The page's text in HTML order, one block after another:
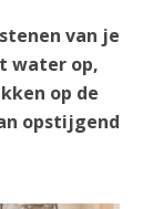
van je
water op,
op de
opstijgend